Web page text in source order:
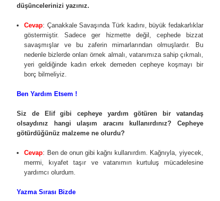
düşüncelerinizi yazınız.
Cevap: Çanakkale Savaşında Türk kadını, büyük fedakarlıklar
göstermiştir. Sadece ger hizmette değil, cephede bizzat
savaşmışlar ve bu zaferin mimarlarından olmuşlardır. Bu
nedenle bizlerde onları örnek almalı, vatanımıza sahip çıkmalı,
yeri geldiğinde kadın erkek demeden cepheye koşmayı bir
borç bilmeliyiz.
Ben Yardım Etsem !
Siz de Elif gibi cepheye yardım götüren bir vatandaş
olsaydınız hangi ulaşım aracını kullanırdınız? Cepheye
götürdüğünüz malzeme ne olurdu?
Cevap: Ben de onun gibi kağnı kullanırdım. Kağnıyla, yiyecek,
mermi, kıyafet taşır ve vatanımın kurtuluş mücadelesine
yardımcı olurdum.
Yazma Sırası Bizde